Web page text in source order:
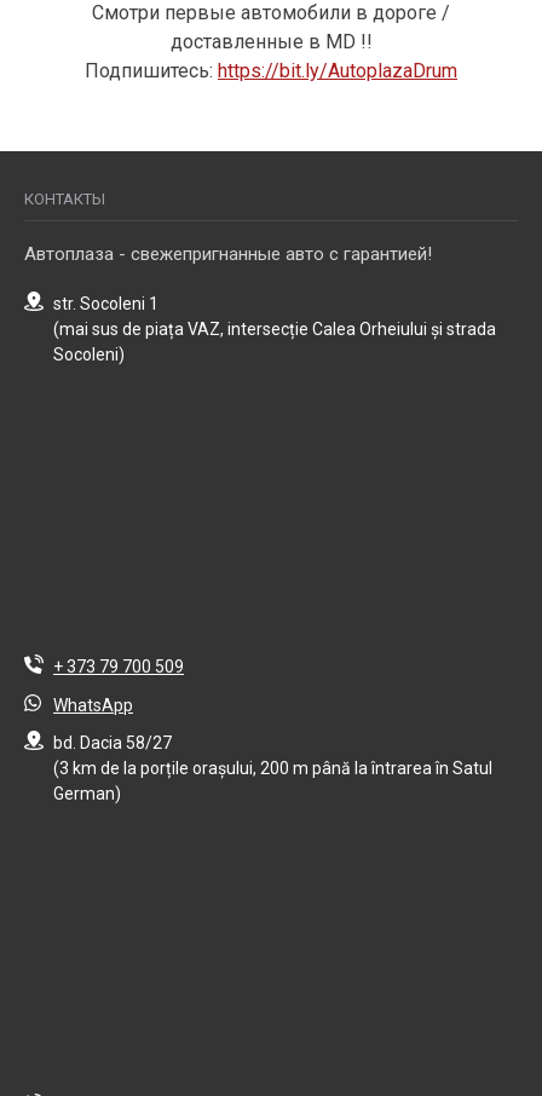
Смотри первые автомобили в дороге /
доставленные в MD !!
Подпишитесь: https://bit.ly/AutoplazaDrum
КОНТАКТЫ
Автоплаза - свежепригнанные авто с гарантией!
str. Socoleni 1
(mai sus de piața VAZ, intersecție Calea Orheiului și strada
Socoleni)
+ 373 79 700 509
WhatsApp
bd. Dacia 58/27
(3 km de la porțile orașului, 200 m până la întrarea în Satul
German)